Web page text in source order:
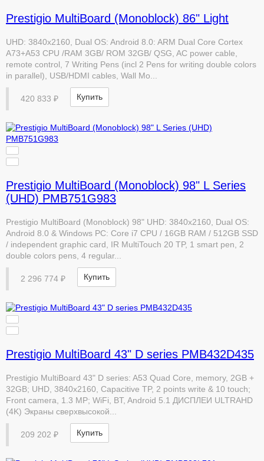
Prestigio MultiBoard (Monoblock) 86" Light
UHD: 3840x2160, Dual OS: Android 8.0: ARM Dual Core Cortex
A73+A53 CPU /RAM 3GB/ ROM 32GB/ QSG, AC power cable,
remote control, 7 Writing Pens (incl 2 Pens for writing double colors
in parallel), USB/HDMI cables, Wall Mo...
420 833 ₽ Купить
Prestigio MultiBoard (Monoblock) 98" L Series
(UHD) PMB751G983
Prestigio MultiBoard (Monoblock) 98" UHD: 3840x2160, Dual OS:
Android 8.0 & Windows PC: Core i7 CPU / 16GB RAM / 512GB SSD
/ independent graphic card, IR MultiTouch 20 TP, 1 smart pen, 2
double colors pens, 4 regular...
2 296 774 ₽ Купить
Prestigio MultiBoard 43" D series PMB432D435
Prestigio MultiBoard 43" D series: A53 Quad Core, memory, 2GB +
32GB; UHD, 3840x2160, Capacitive TP, 2 points write & 10 touch;
Front camera, 1.3 MP; WiFi, BT, Android 5.1 ДИСПЛЕИ ULTRAHD
(4K) Экраны сверхвысокой...
209 202 ₽ Купить